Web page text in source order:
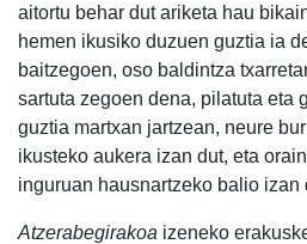
aitortu behar dut ariketa hau
hemen ikusiko duzuen guztia ia
baitzegoen, oso baldintza
sartuta zegoen dena, pilatuta eta
guztia martxan jartzean, neure
ikusteko aukera izan dut, eta
inguruan hausnartzeko balio izan
Atzerabegirakoa izeneko